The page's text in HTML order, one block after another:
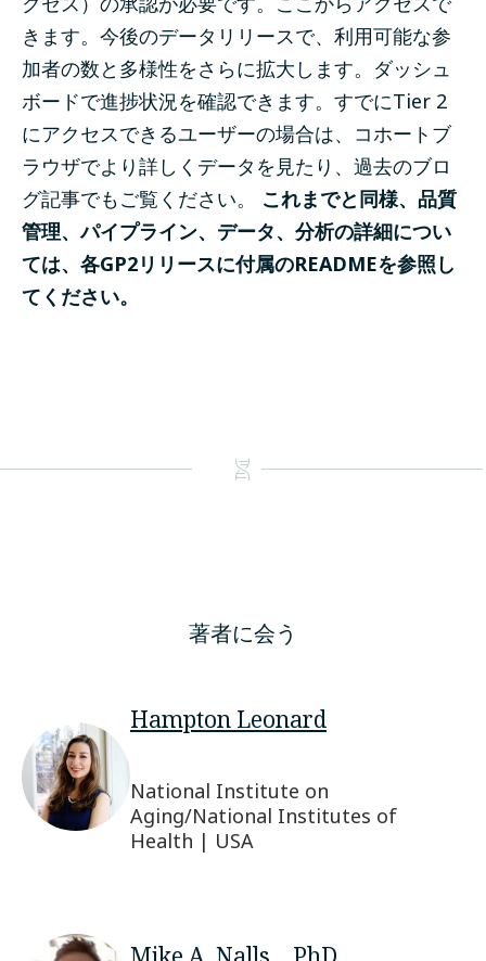
きます。 今後のデータリリースで、利用可能な参
加者の数と多様性をさらに拡大します。 ダッシュ
ボードで進捗状況を確認できます。すでにTier 2
にアクセスできるユーザーの場合は、 コホートブ
ラウザでより詳しくデータを見たり 、 過去のブロ
グ記事でもご覧ください。 これまでと同様、品質
管理、パイプライン、データ、分析の詳細につい
ては、各GP2リリースに付属のREADMEを参照し
てください。
著者に会う
Hampton Leonard
National Institute on
Aging/National Institutes of
Health | USA